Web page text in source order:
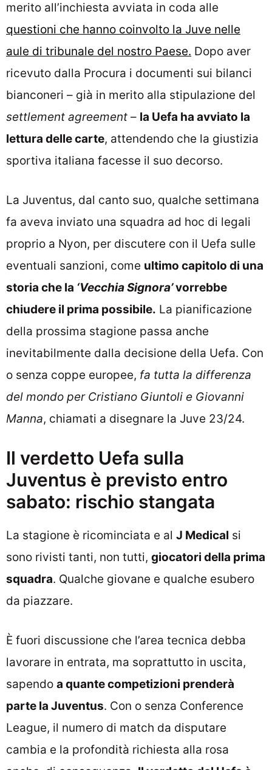
merito all’inchiesta avviata in coda alle
questioni che hanno coinvolto la Juve nelle
aule di tribunale del nostro Paese. Dopo aver
ricevuto dalla Procura i documenti sui bilanci
bianconeri – già in merito alla stipulazione del
settlement agreement – la Uefa ha avviato la
lettura delle carte, attendendo che la giustizia
sportiva italiana facesse il suo decorso.
La Juventus, dal canto suo, qualche settimana
fa aveva inviato una squadra ad hoc di legali
proprio a Nyon, per discutere con il Uefa sulle
eventuali sanzioni, come ultimo capitolo di una
storia che la ‘Vecchia Signora’vorrebbe
chiudere il prima possibile. La pianificazione
della prossima stagione passa anche
inevitabilmente dalla decisione della Uefa. Con
o senza coppe europee, fa tutta la differenza
del mondo per Cristiano Giuntoli e Giovanni
Manna, chiamati a disegnare la Juve 23/24.
Il verdetto Uefa sulla
Juventus è previsto entro
sabato: rischio stangata
La stagione è ricominciata e al J Medical si
sono rivisti tanti, non tutti, giocatori della prima
squadra. Qualche giovane e qualche esubero
da piazzare.
È fuori discussione che l’area tecnica debba
lavorare in entrata, ma soprattutto in uscita,
sapendo a quante competizioni prenderà
parte la Juventus. Con o senza Conference
League, il numero di match da disputare
cambia e la profondità richiesta alla rosa